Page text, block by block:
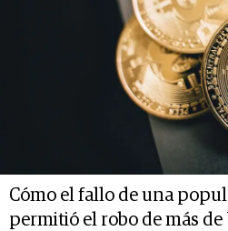
Cómo el fallo de una
permitió el robo de más